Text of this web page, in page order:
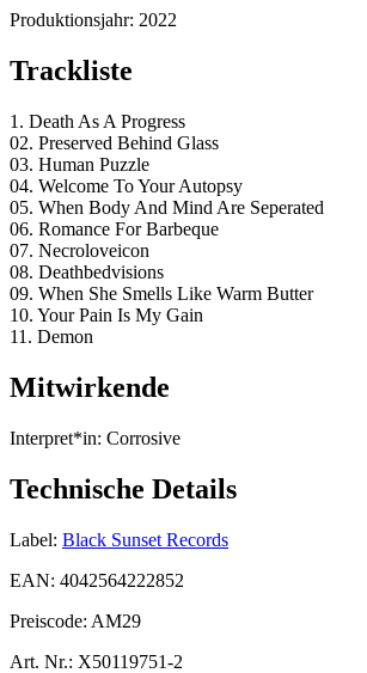
Produktionsjahr: 2022
Trackliste
1. Death As A Progress
02. Preserved Behind Glass
03. Human Puzzle
04. Welcome To Your Autopsy
05. When Body And Mind Are Seperated
06. Romance For Barbeque
07. Necroloveicon
08. Deathbedvisions
09. When She Smells Like Warm Butter
10. Your Pain Is My Gain
11. Demon
Mitwirkende
Interpret*in: Corrosive
Technische Details
Label: Black Sunset Records
EAN: 4042564222852
Preiscode: AM29
Art. Nr.: X50119751-2